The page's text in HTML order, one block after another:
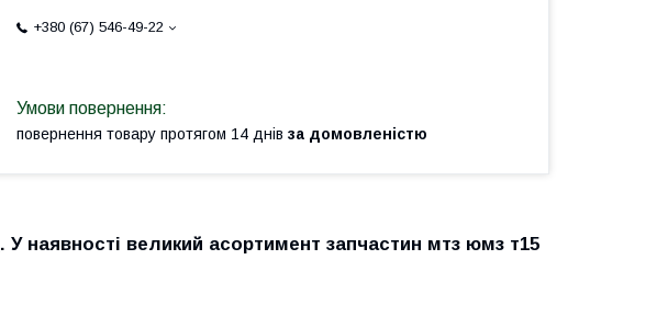
+380 (67) 546-49-22
повернення товару протягом 14 днів за домовленістю
. У наявності великий асортимент запчастин мтз юмз т150